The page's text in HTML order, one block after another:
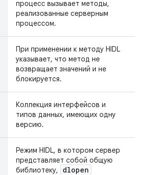
процесс вызывает методы,
реализованные серверным
процессом.
При применении к методу HIDL
указывает, что метод не
возвращает значений и не
блокируется.
Коллекция интерфейсов и
типов данных, имеющих одну
версию.
Режим HIDL, в котором сервер
представляет собой общую
библиотеку,
dlopen